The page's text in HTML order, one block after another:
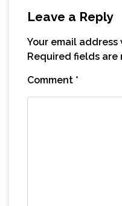
Leave a Reply
Your email
Required fields are
Comment *